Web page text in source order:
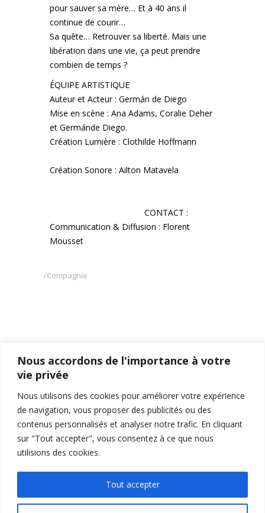
Nous accordons de l'importance à votre
vie privée
Nous utilisons des cookies pour améliorer votre expérience
de navigation, vous proposer des publicités ou des
contenus personnalisés et analyser notre trafic. En cliquant
sur "Tout accepter", vous consentez à ce que nous
utilisions des cookies.
Tout accepter
pour sauver sa mère… Et à 40 ans il
continue de courir…
Sa quête… Retrouver sa liberté. Mais une
libération dans une vie, ça peut prendre
combien de temps ?
ÉQUIPE ARTISTIQUE
Auteur et Acteur : Germán de Diego
Mise en scène : Ana Adams, Coralie Deher
et Germánde Diego.
Création Lumière : Clothilde Hoffmann
Création Sonore : Ailton Matavela
CONTACT :
Communication & Diffusion : Florent
Mousset
Compagnie
OUR WORK ABOUT US
NEWS